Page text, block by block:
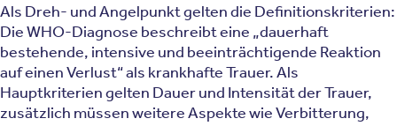
Als Dreh- und Angelpunkt gelten die Definitionskriterien:
Die WHO-Diagnose beschreibt eine „dauerhaft
bestehende, intensive und beeinträchtigende Reaktion
auf einen Verlust“ als krankhafte Trauer. Als
Hauptkriterien gelten Dauer und Intensität der Trauer,
zusätzlich müssen weitere Aspekte wie Verbitterung,